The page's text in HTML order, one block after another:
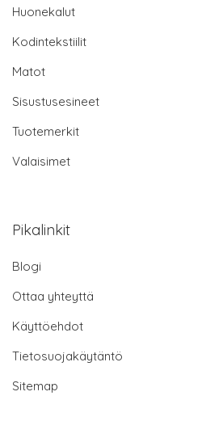
Huonekalut
Kodintekstiilit
Matot
Sisustusesineet
Tuotemerkit
Valaisimet
Pikalinkit
Blogi
Ottaa yhteyttä
Käyttöehdot
Tietosuojakäytäntö
Sitemap